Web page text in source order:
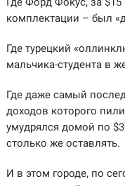
комплектации – был
Где турецкий
мальчика-студента в
Где даже самый
доходов которого
умудрялся домой по
столько же оставлять.
И в этом городе, по